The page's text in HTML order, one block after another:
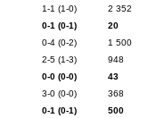
1-1 (1-0)
2 352
0-1 (0-1)
20
0-4 (0-2)
1 500
2-5 (1-3)
948
0-0 (0-0)
43
3-0 (0-0)
368
0-1 (0-1)
500